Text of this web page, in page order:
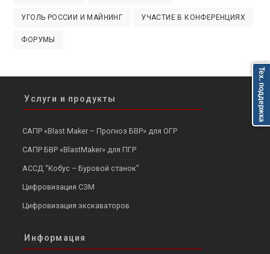
УГОЛЬ РОССИИ И МАЙНИНГ УЧАСТИЕ В КОНФЕРЕНЦИЯХ
ФОРУМЫ
Услуги и продукты
САПР «Blast Maker – Прогноз БВР» для ОГР
САПР БВР «BlastMaker» для ПГР
АССД “Кобус – Буровой станок”
Цифровизация СЗМ
Цифровизация экскаваторов
Информация
Тех. поддержка